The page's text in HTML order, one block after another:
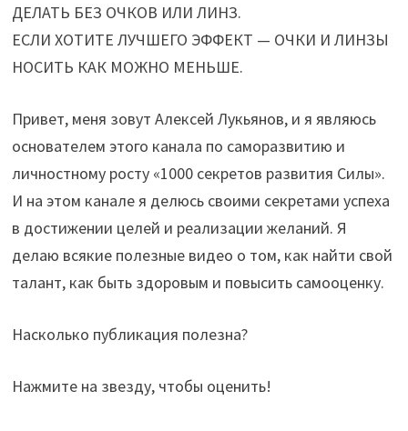
ДЕЛАТЬ БЕЗ ОЧКОВ ИЛИ ЛИНЗ.
ЕСЛИ ХОТИТЕ ЛУЧШЕГО ЭФФЕКТ — ОЧКИ И ЛИНЗЫ
НОСИТЬ КАК МОЖНО МЕНЬШЕ.
Привет, меня зовут Алексей Лукьянов, и я являюсь
основателем этого канала по саморазвитию и
личностному росту «1000 секретов развития Силы».
И на этом канале я делюсь своими секретами успеха
в достижении целей и реализации желаний. Я
делаю всякие полезные видео о том, как найти свой
талант, как быть здоровым и повысить самооценку.
Насколько публикация полезна?
Нажмите на звезду, чтобы оценить!